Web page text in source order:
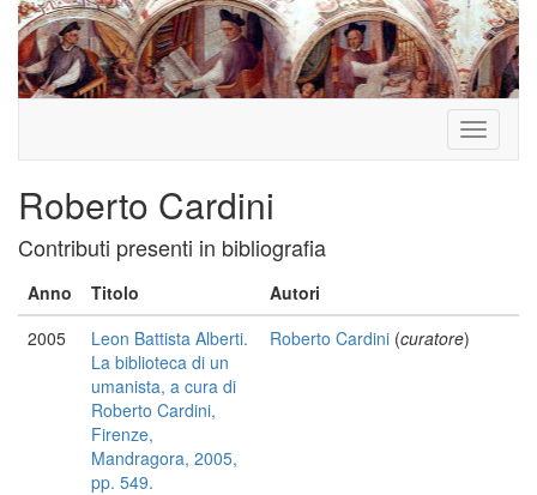
Toggle
Roberto Cardini
Contributi presenti in bibliografia
Anno Titolo
Autori
2005
Leon Battista Alberti.
La biblioteca di un
umanista, a cura di
Roberto Cardini,
Firenze,
Mandragora, 2005,
pp. 549.
Roberto Cardini (curatore)